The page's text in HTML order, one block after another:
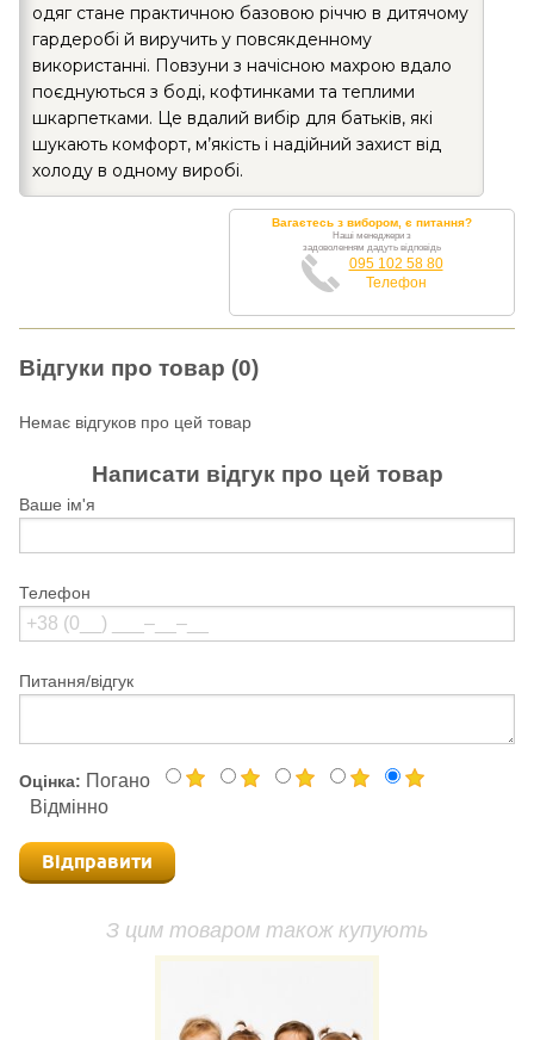
одяг стане практичною базовою річчю в дитячому
гардеробі й виручить у повсякденному
використанні. Повзуни з начісною махрою вдало
поєднуються з боді, кофтинками та теплими
шкарпетками. Це вдалий вибір для батьків, які
шукають комфорт, м’якість і надійний захист від
холоду в одному виробі.
Вагаєтесь з вибором, є питання?
Наші менеджери з
задоволенням дадуть відповідь
095 102 58 80
Телефон
Відгуки про товар (0)
Немає відгуков про цей товар
Написати відгук про цей товар
Ваше ім'я
Телефон
Питання/відгук
Оцінка: Погано
Відмінно
Відправити
З цим товаром також купують